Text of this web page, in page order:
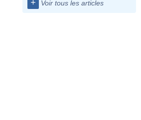
+ Voir tous les articles